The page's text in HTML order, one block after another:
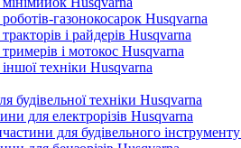
газонокосарок Husqvarna
і райдерів Husqvarna
і мотокос Husqvarna
техніки Husqvarna
будівельної техніки Husqvarna
для електрорізів Husqvarna
для будівельного